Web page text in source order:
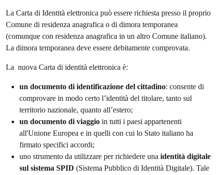
La Carta di Identità elettronica può essere richiesta presso il proprio
Comune di residenza anagrafica o di dimora temporanea
(comunque con residenza anagrafica in un altro Comune italiano).
La dimora temporanea deve essere debitamente comprovata.
La nuova Carta di identità elettronica è:
un documento di identificazione del cittadino: consente di
comprovare in modo certo l’identità del titolare, tanto sul
territorio nazionale, quanto all’estero;
un documento di viaggio in tutti i paesi appartenenti
all'Unione Europea e in quelli con cui lo Stato italiano ha
firmato specifici accordi;
uno strumento da utilizzare per richiedere una identità digitale
sul sistema SPID (Sistema Pubblico di Identità Digitale). Tale